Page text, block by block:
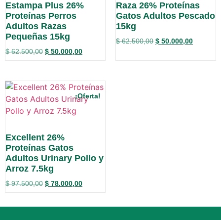
Estampa Plus 26%
Proteínas Perros
Adultos Razas
Pequeñas 15kg
$62.500,00 $ 50.000,00
Raza 26% Proteínas
Gatos Adultos Pescado
15kg
$62.500,00 $ 50.000,00
¡Oferta!
Excellent 26%
Proteínas Gatos
Adultos Urinary Pollo y
Arroz 7.5kg
$97.500,00 $ 78.000,00